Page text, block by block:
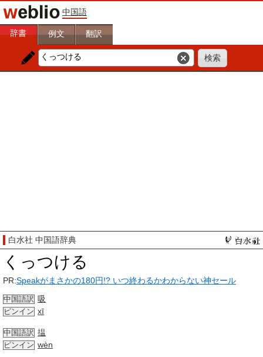
中国語
辞書 例文 翻訳
白水社 中国語辞典
くっつける
PR:Speakがまさかの180円!? いつ終わるかわからない神セール
中国語訳 吸
ピンイン xī
中国語訳 揾
ピンイン wèn